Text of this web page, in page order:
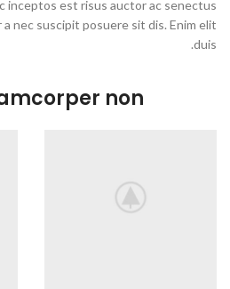
inceptos est risus auctor ac senectus
nec suscipit posuere sit dis. Enim elit
duis.
non